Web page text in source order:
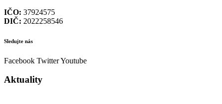
IČO: 37924575
DIČ: 2022258546
Sledujte nás
Facebook TwitterYoutube
Aktuality